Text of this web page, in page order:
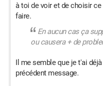
à toi de voir et de choisir
faire.
En aucun cas ça
ou causera + de
Il me semble que je t'ai
précédent message.